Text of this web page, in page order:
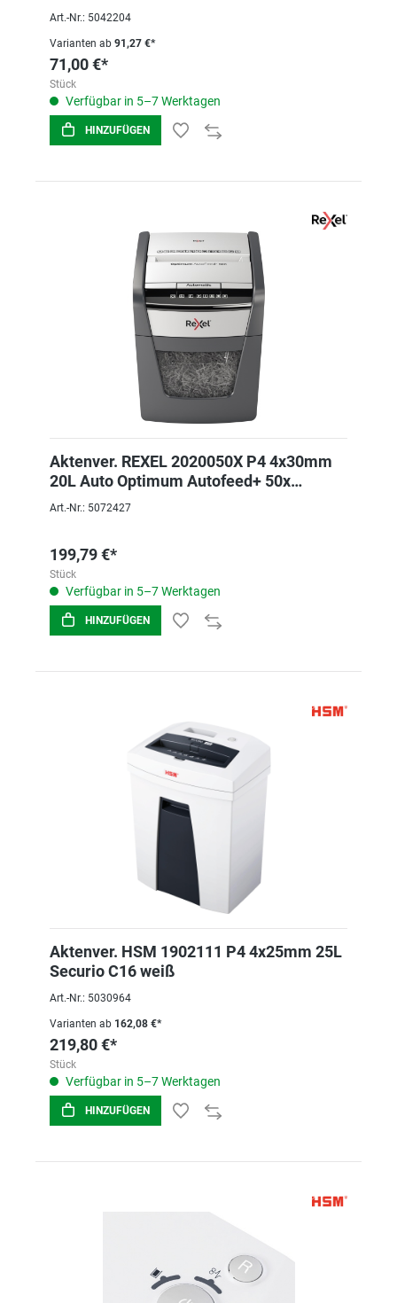
Art.-Nr.: 5042204
Varianten ab 91,27 €*
71,00 €*
Stück
Verfügbar in 5–7 Werktagen
HINZUFÜGEN
Aktenver. REXEL 2020050X P4 4x30mm
20L Auto Optimum Autofeed+ 50x
schwarz
Art.-Nr.: 5072427
199,79 €*
Stück
Verfügbar in 5–7 Werktagen
HINZUFÜGEN
Aktenver. HSM 1902111 P4 4x25mm 25L
Securio C16 weiß
Art.-Nr.: 5030964
Varianten ab 162,08 €*
219,80 €*
Stück
Verfügbar in 5–7 Werktagen
HINZUFÜGEN